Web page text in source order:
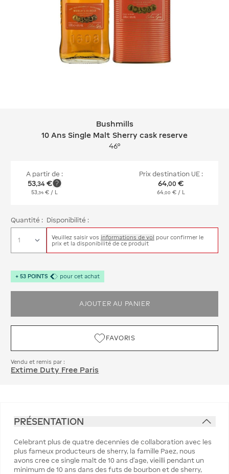
Bushmills 10 Ans Single Malt Sherry
Bushmills
10 Ans Single Malt Sherry cask reserve
46°
A partir de :
53,34 €
53,34 € / L
Prix destination UE :
64,00 €
64,00 € / L
Quantité : Disponibilité :
Veuillez saisir vos informations de vol pour confirmer le
prix et la disponibilité de ce produit
+ 53 POINTS pour cet achat
AJOUTER AU PANIER
FAVORIS
Vendu et remis par :
Extime Duty Free Paris
PRÉSENTATION
Celebrant plus de quatre decennies de collaboration avec les
plus fameux producteurs de sherry, la famille Paez, nous
avons cree ce single malt de 10 ans d'age, vieilli pendant un
minimum de 10 ans dans des futs de bourbon et de sherry,